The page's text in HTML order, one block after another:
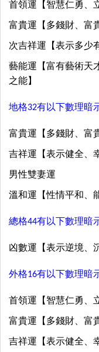
首領運【智慧仁勇、
富貴運【多錢財、富
次吉祥運【表示多少
藝能運【富有藝術天
之能】
地格32有以下數理暗
富貴運【多錢財、富
吉祥運【表示健全、
男性雙妻運
溫和運【性情平和、
總格44有以下數理暗
凶數運【表示逆境、
外格16有以下數理暗
首領運【智慧仁勇、
富貴運【多錢財、富
吉祥運【表示健全、